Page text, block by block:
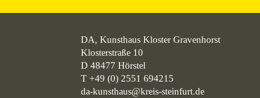
DA, Kunsthaus Kloster Gravenhorst
Klosterstraße 10
D 48477 Hörstel
T +49 (0) 2551 694215
da-kunsthaus@kreis-steinfurt.de